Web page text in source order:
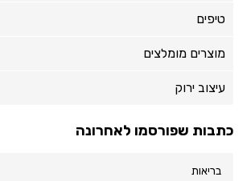
טיפים
מוצרים מומלצים
עיצוב ירוק
כתבות שפורסמו לאחרונה
בריאות